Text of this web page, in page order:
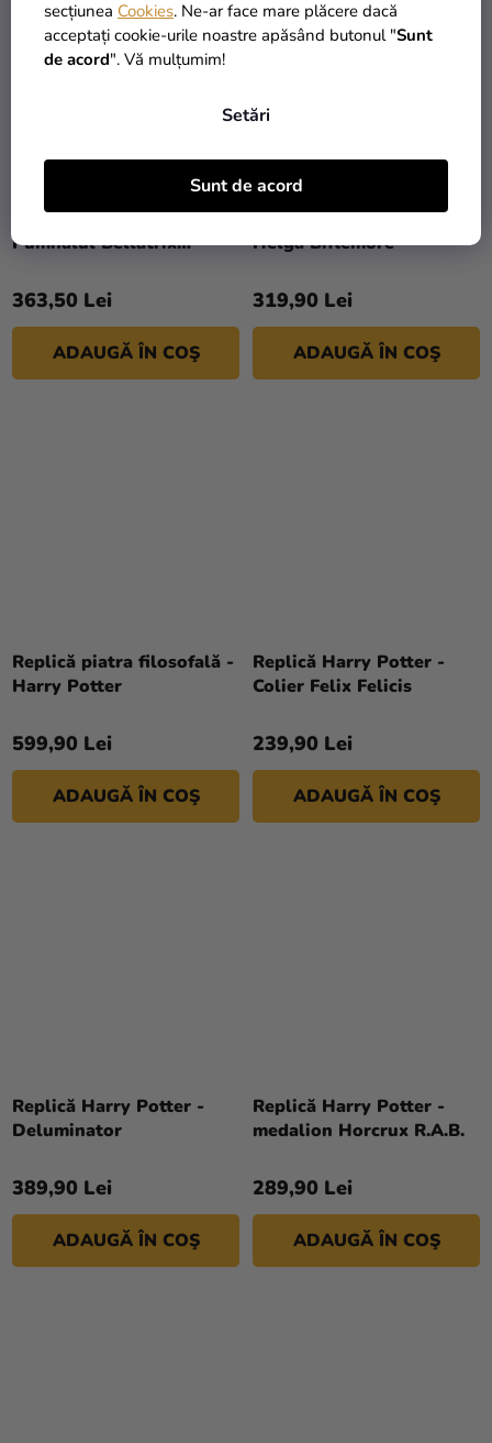
secțiunea Cookies. Ne-ar face mare plăcere dacă
acceptați cookie-urile noastre apăsând butonul "Sunt
de acord". Vă mulțumim!
Setări
Sunt de acord
Replica Harry Potter -
Pumnalul Bellatrix
363,50 Lei
ADAUGĂ ÎN COŞ
Replică Horcrux - Cupa
Helga Biflemore
319,90 Lei
ADAUGĂ ÎN COŞ
Replică piatra filosofală -
Harry Potter
599,90 Lei
ADAUGĂ ÎN COŞ
Replică Harry Potter -
Colier Felix Felicis
239,90 Lei
ADAUGĂ ÎN COŞ
Replică Harry Potter -
Deluminator
389,90 Lei
ADAUGĂ ÎN COŞ
Replică Harry Potter -
medalion Horcrux R.A.B.
289,90 Lei
ADAUGĂ ÎN COŞ